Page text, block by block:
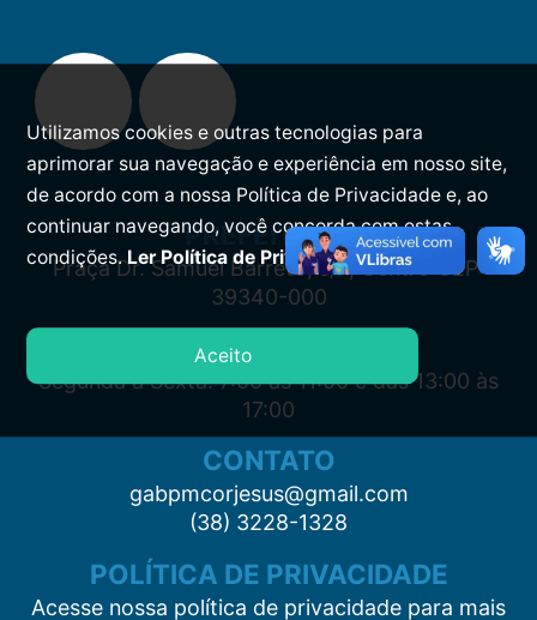
PREFEITURA
Praça Dr. Samuel Barreto, s/n, Centro CEP:
39340-000
ATENDIMENTO
Segunda à Sexta: 7:00 às 11:00 e das 13:00 às
17:00
CONTATO
gabpmcorjesus@gmail.com
(38) 3228-1328
POLÍTICA DE PRIVACIDADE
Acesse nossa política de privacidade para mais
Utilizamos cookies e outras tecnologias para
aprimorar sua navegação e experiência em nosso site,
de acordo com a nossa Política de Privacidade e, ao
continuar navegando, você concorda com estas
condições.Ler Política de Privacidade.
Aceito